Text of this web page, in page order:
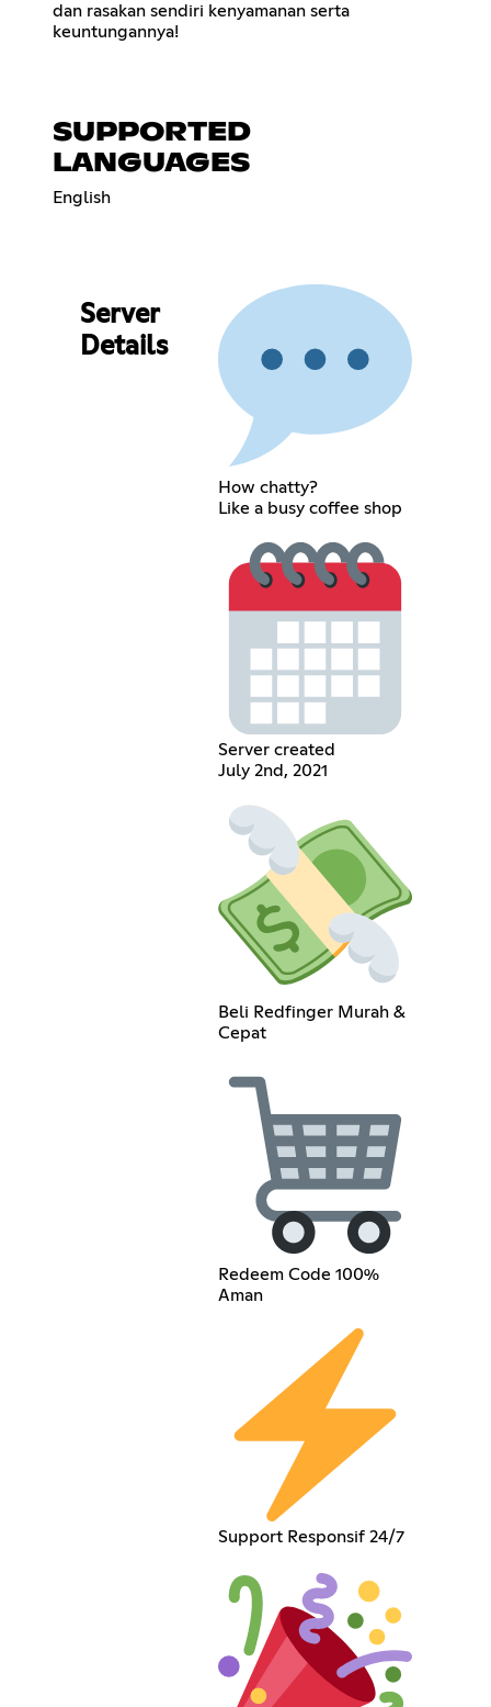
dan rasakan sendiri kenyamanan serta
keuntungannya!
SUPPORTED
LANGUAGES
English
Server
Details
How chatty?
Like a busy coffee shop
Server created
July 2nd, 2021
Beli Redfinger Murah &
Cepat
Redeem Code 100%
Aman
Support Responsif 24/7